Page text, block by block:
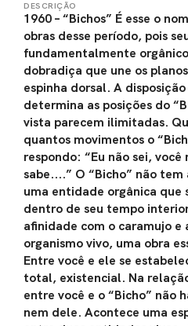
DESCRIÇÃO
1960 – “Bichos” É esse o
obras desse período, pois
fundamentalmente
dobradiça que une os
espinha dorsal. A
determina as posições do
vista parecem ilimitadas.
quantos movimentos o
respondo: “Eu não sei, você
sabe....” O “Bicho” não tem
uma entidade orgânica
dentro de seu tempo
afinidade com o caramujo e
organismo vivo, uma obra
Entre você e ele se
total, existencial. Na
entre você e o “Bicho” não
nem dele. Acontece uma